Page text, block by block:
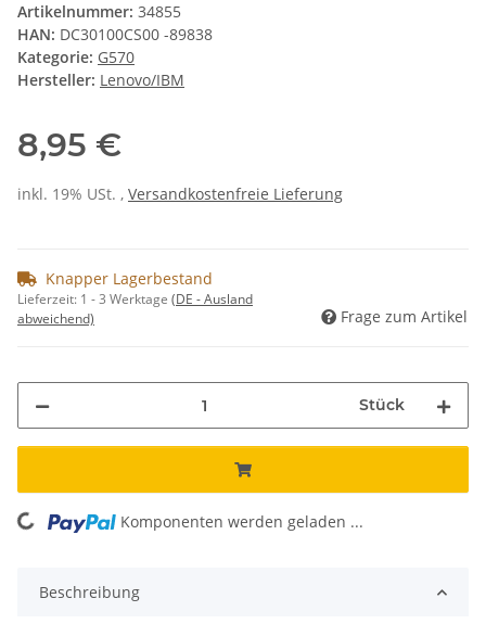
Artikelnummer: 34855
HAN: DC30100CS00 -89838
Kategorie: G570
Hersteller: Lenovo/IBM
8,95 €
inkl. 19% USt. , Versandkostenfreie Lieferung
Knapper Lagerbestand
Lieferzeit: 1 - 3 Werktage (DE - Ausland
abweichend)
Frage zum Artikel
Stück
Komponenten werden geladen ...
Beschreibung